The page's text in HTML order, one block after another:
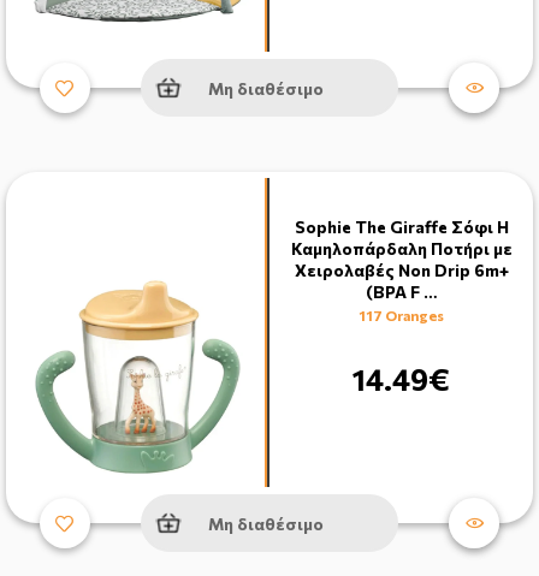
Μη διαθέσιμο
Sophie The Giraffe Σόφι Η
Καμηλοπάρδαλη Ποτήρι με
Χειρολαβές Non Drip 6m+
(BPA F …
117 Oranges
14.49€
Μη διαθέσιμο